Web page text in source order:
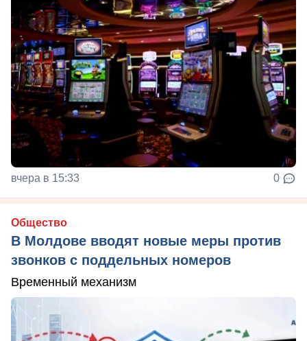
вчера в 15:33 0
Общество
В Молдове вводят новые меры против
звонков с поддельных номеров
Временный механизм